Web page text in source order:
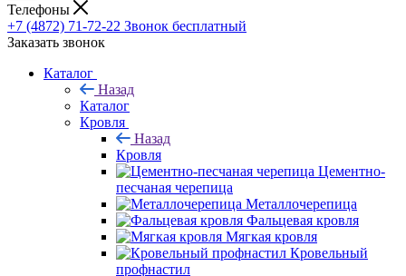
Телефоны
+7 (4872) 71-72-22 Звонок бесплатный
Заказать звонок
Каталог
Назад
Каталог
Кровля
Назад
Кровля
Цементно-
песчаная черепица
Металлочерепица
Фальцевая кровля
Мягкая кровля
Кровельный
профнастил